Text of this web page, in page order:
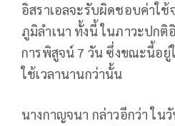
อิสราเอลจะรับผิดชอบค่าใ
ภูมิลำเนา ทั้งนี้ ในภาวะปกติ
การพิสูจน์ 7 วัน ซึ่งขณะนี้อยู่
ใช้เวลานานกว่านั้น
นางกาญจนา กล่าวอีกว่า ใน